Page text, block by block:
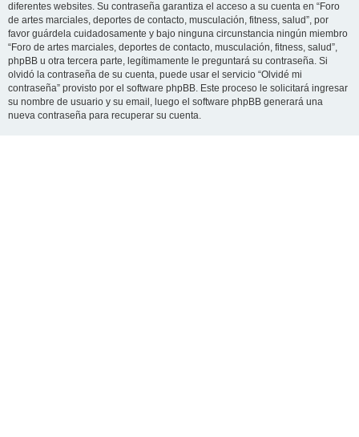
diferentes websites. Su contraseña garantiza el acceso a su cuenta en “Foro
de artes marciales, deportes de contacto, musculación, fitness, salud”, por
favor guárdela cuidadosamente y bajo ninguna circunstancia ningún miembro
“Foro de artes marciales, deportes de contacto, musculación, fitness, salud”,
phpBB u otra tercera parte, legítimamente le preguntará su contraseña. Si
olvidó la contraseña de su cuenta, puede usar el servicio “Olvidé mi
contraseña” provisto por el software phpBB. Este proceso le solicitará ingresar
su nombre de usuario y su email, luego el software phpBB generará una
nueva contraseña para recuperar su cuenta.